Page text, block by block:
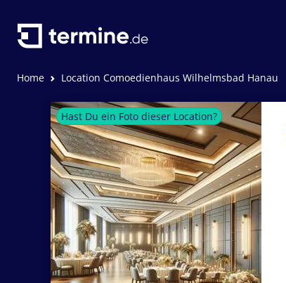
Home Location Comoedienhaus Wilhelmsbad Hanau
Hast Du ein Foto dieser Location?